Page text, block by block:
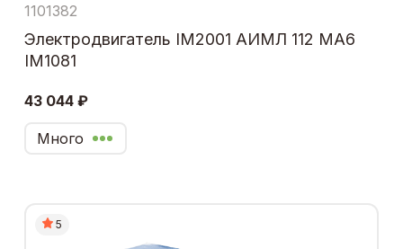
1101382
Электродвигатель IM2001 АИМЛ 112 МА6
IM1081
43 044 ₽
Много
5